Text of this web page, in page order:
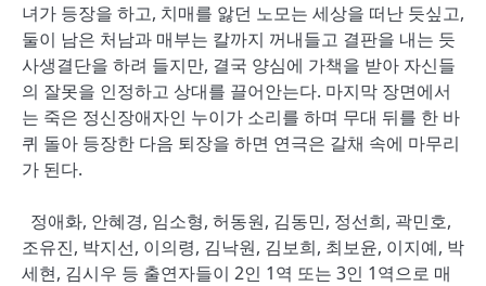
녀가 등장을 하고, 치매를 앓던 노모는 세상을 떠난 듯싶고,
둘이 남은 처남과 매부는 칼까지 꺼내들고 결판을 내는 듯
사생결단을 하려 들지만, 결국 양심에 가책을 받아 자신들
의 잘못을 인정하고 상대를 끌어안는다. 마지막 장면에서
는 죽은 정신장애자인 누이가 소리를 하며 무대 뒤를 한 바
퀴 돌아 등장한 다음 퇴장을 하면 연극은 갈채 속에 마무리
가 된다.
정애화, 안혜경, 임소형, 허동원, 김동민, 정선희, 곽민호,
조유진, 박지선, 이의령, 김낙원, 김보희, 최보윤, 이지예, 박
세현, 김시우 등 출연자들이 2인 1역 또는 3인 1역으로 매